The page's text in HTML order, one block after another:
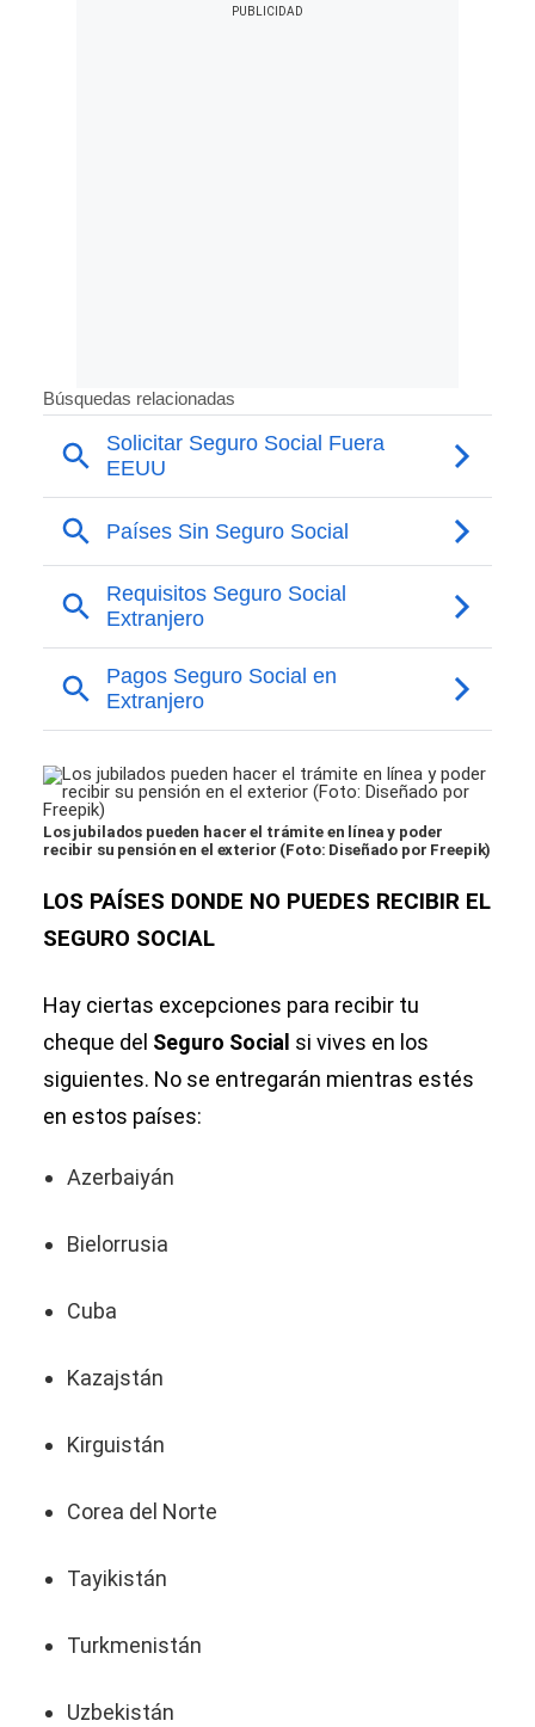
Los jubilados pueden hacer el trámite en línea y poder
recibir su pensión en el exterior (Foto: Diseñado por Freepik)
LOS PAÍSES DONDE NO PUEDES RECIBIR EL
SEGURO SOCIAL
Hay ciertas excepciones para recibir tu
cheque del Seguro Social si vives en los
siguientes. No se entregarán mientras estés
en estos países:
Azerbaiyán
Bielorrusia
Cuba
Kazajstán
Kirguistán
Corea del Norte
Tayikistán
Turkmenistán
Uzbekistán